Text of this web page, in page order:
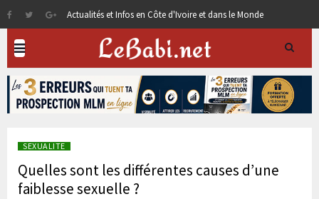
Actualités et Infos en Côte d'Ivoire et dans le Monde
SEXUALITE
Quelles sont les différentes causes d’une
faiblesse sexuelle ?